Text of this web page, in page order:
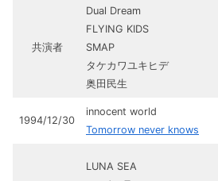
共演者
Dual Dream
FLYING KIDS
SMAP
タケカワユキヒデ
奥田民生
1994/12/30
innocent world
Tomorrow never knows
LUNA SEA